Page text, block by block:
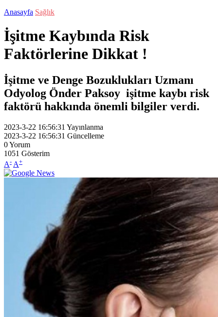
Anasayfa Sağlık
İşitme Kaybında Risk
Faktörlerine Dikkat !
İşitme ve Denge Bozuklukları Uzmanı
Odyolog Önder Paksoy işitme kaybı risk
faktörü hakkında önemli bilgiler verdi.
2023-3-22 16:56:31 Yayınlanma
2023-3-22 16:56:31 Güncelleme
0Yorum
1051 Gösterim
A- A+